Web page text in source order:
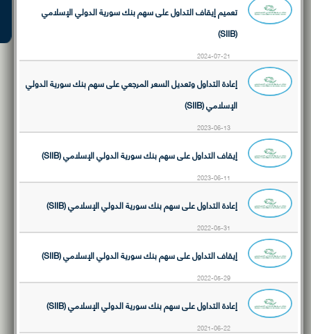
تعميم إيقاف التداول على سهم بنك سورية الدولي الإسلامي
(SIIB)
2024-07-21
إعادة التداول وتعديل السعر المرجعي على سهم بنك سورية الدولي
الإسلامي (SIIB)
2023-06-13
إيقاف التداول على سهم بنك سورية الدولي الإسلامي (SIIB)
2023-06-11
إعادة التداول على سهم بنك سورية الدولي الإسلامي (SIIB)
2022-05-31
إيقاف التداول على سهم بنك سورية الدولي الإسلامي (SIIB)
2022-05-29
إعادة التداول على سهم بنك سورية الدولي الإسلامي (SIIB)
2021-06-22